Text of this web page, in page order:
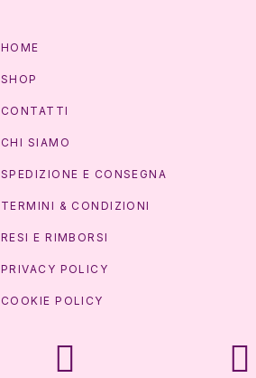
HOME
SHOP
CONTATTI
CHI SIAMO
SPEDIZIONE E CONSEGNA
TERMINI & CONDIZIONI
RESI E RIMBORSI
PRIVACY POLICY
COOKIE POLICY